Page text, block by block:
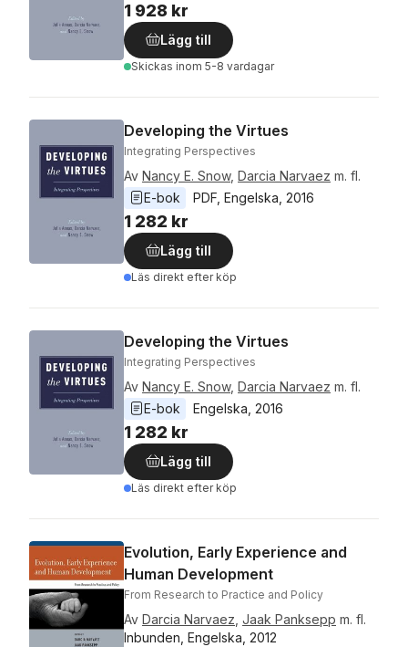
1 928 kr
Lägg till
Skickas inom 5-8 vardagar
Developing the Virtues
Integrating Perspectives
Av Nancy E. Snow, Darcia Narvaez m. fl.
E-bok
PDF Engelska 2016
1 282 kr
Lägg till
Läs direkt efter köp
Developing the Virtues
Integrating Perspectives
Av Nancy E. Snow, Darcia Narvaez m. fl.
E-bok
Engelska 2016
1 282 kr
Lägg till
Läs direkt efter köp
Evolution, Early Experience and
Human Development
From Research to Practice and Policy
Av Darcia Narvaez Jaak Panksepp m. fl.
Inbunden, Engelska, 2012